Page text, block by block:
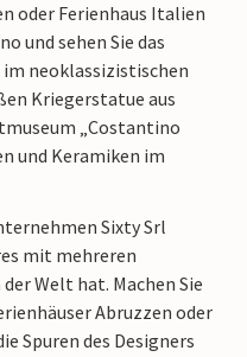
oder Ferienhaus Italien
und sehen Sie das
neoklassizistischen
Kriegerstatue aus
„Costantino
und Keramiken im
Sixty Srl
mit mehreren
Welt hat. Machen Sie
Abruzzen oder
Spuren des Designers